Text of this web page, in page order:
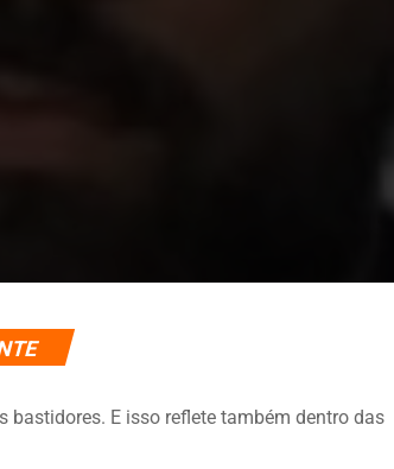
E isso reflete também dentro das